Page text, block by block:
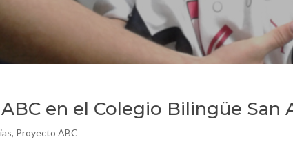
en el Colegio Bilingüe San
, Proyecto ABC